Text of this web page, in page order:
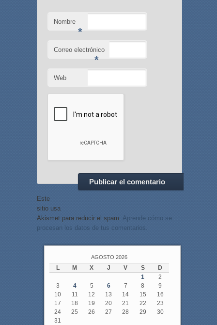
Nombre
*
Correo electrónico
*
Web
Este
sitio usa
Akismet para reducir el spam. Aprende cómo se
procesan los datos de tus comentarios.
AGOSTO 2026
L M X J V S
D
1
2
3
4 5 6 7 8
9
10
11 12 13 14 15
16
17
18 19 20 21 22
23
24
25 26 27 28 29
30
31